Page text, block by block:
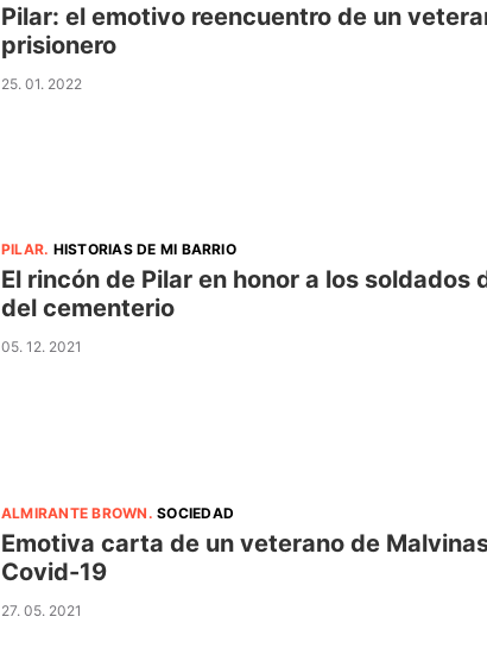
Pilar: el emotivo reencuentro de un
prisionero
25. 01. 2022
PILAR. HISTORIAS DE MI BARRIO
El rincón de Pilar en honor a los
del cementerio
05. 12. 2021
ALMIRANTE BROWN .SOCIEDAD
Emotiva carta de un veterano de
Covid-19
27. 05. 2021